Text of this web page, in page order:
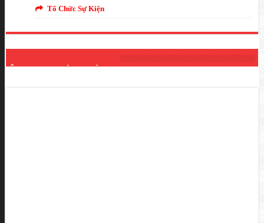
Tổ Chức Sự Kiện
ÂM THANH ÁNH SÁNG